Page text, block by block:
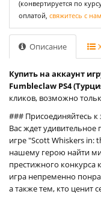
(конвертируется по
оплатой, свяжитесь с
Описание
Купить на аккаунт
Fumbleclaw PS4
кликов, возможно
### Присоединяйтесь
Вас ждет
игре "Scott Whiskers in:
нашему герою найти
престижного конкурса
игра непременно
а также тем, кто ценит